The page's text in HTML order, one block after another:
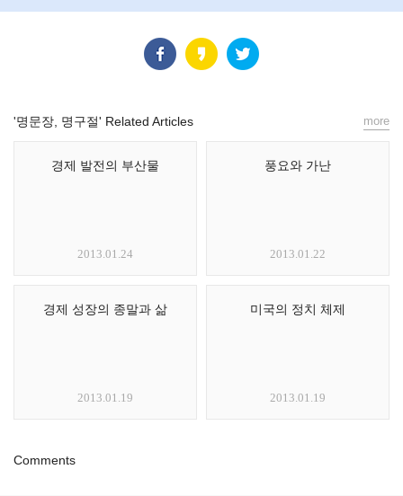
'명문장, 명구절' Related Articles
경제 발전의 부산물
2013.01.24
풍요와 가난
2013.01.22
경제 성장의 종말과 삶
2013.01.19
미국의 정치 체제
2013.01.19
more
Comments